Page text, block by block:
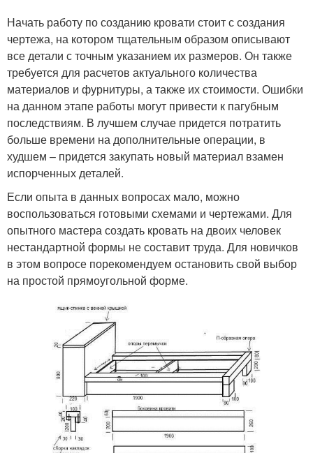
Начать работу по созданию кровати стоит с создания
чертежа, на котором тщательным образом описывают
все детали с точным указанием их размеров. Он также
требуется для расчетов актуального количества
материалов и фурнитуры, а также их стоимости. Ошибки
на данном этапе работы могут привести к пагубным
последствиям. В лучшем случае придется потратить
больше времени на дополнительные операции, в
худшем – придется закупать новый материал взамен
испорченных деталей.
Если опыта в данных вопросах мало, можно
воспользоваться готовыми схемами и чертежами. Для
опытного мастера создать кровать на двоих человек
нестандартной формы не составит труда. Для новичков
в этом вопросе порекомендуем остановить свой выбор
на простой прямоугольной форме.